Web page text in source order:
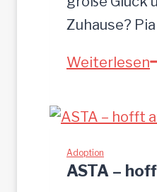
Zuhause?
Weiterlesen
u
Adoption
ASTA –